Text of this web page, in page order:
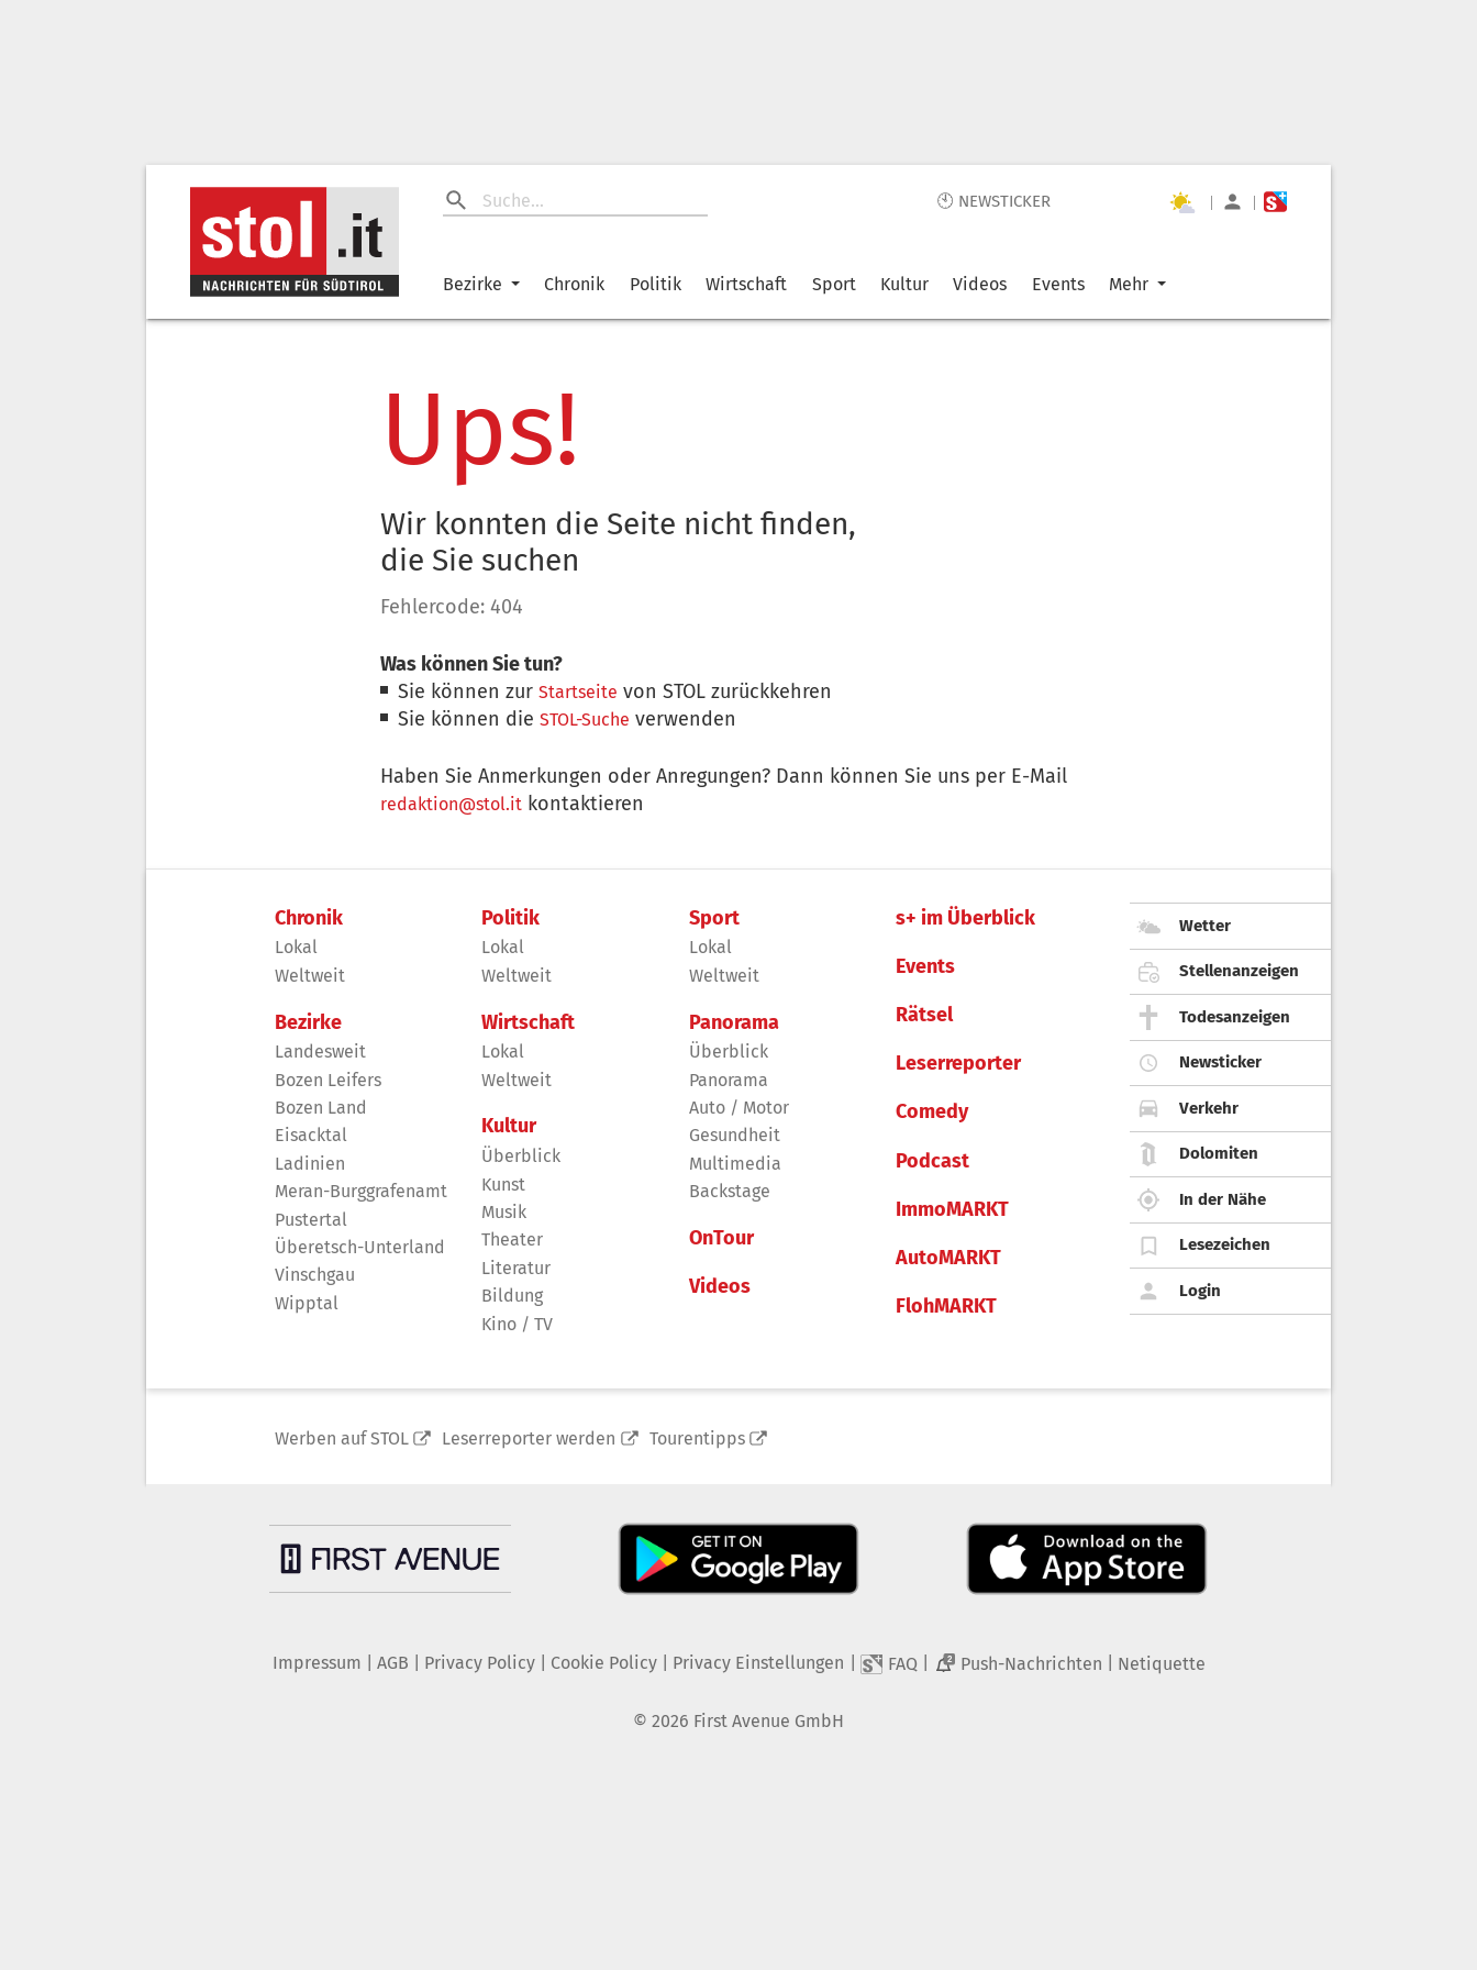
🕙 NEWSTICKER | |
Bezirke Chronik Politik Wirtschaft Sport Kultur Videos Events Mehr
Ups!
Wir konnten die Seite nicht finden,
die Sie suchen
Fehlercode: 404
Was können Sie tun?
Sie können zurStartseite von STOL zurückkehren
Sie können dieSTOL-Suche verwenden
Haben Sie Anmerkungen oder Anregungen? Dann können Sie uns per E-Mail
redaktion@stol.it kontaktieren
Chronik
Lokal
Weltweit
Bezirke
Landesweit
Bozen Leifers
Bozen Land
Eisacktal
Ladinien
Meran-Burggrafenamt
Pustertal
Überetsch-Unterland
Vinschgau
Wipptal
Politik
Lokal
Weltweit
Wirtschaft
Lokal
Weltweit
Kultur
Überblick
Kunst
Musik
Theater
Literatur
Bildung
Kino / TV
Sport
Lokal
Weltweit
Panorama
Überblick
Panorama
Auto / Motor
Gesundheit
Multimedia
Backstage
OnTour
Videos
s+ im Überblick
Events
Rätsel
Leserreporter
Comedy
Podcast
ImmoMARKT
AutoMARKT
FlohMARKT
Wetter
Stellenanzeigen
Todesanzeigen
Newsticker
Verkehr
Dolomiten
In der Nähe
Lesezeichen
Login
Werben auf STOL Leserreporter werden Tourentipps
Impressum AGB Privacy Policy| Cookie Policy| Privacy Einstellungen FAQ 2 Push-Nachrichten Netiquette
© 2026 First Avenue GmbH